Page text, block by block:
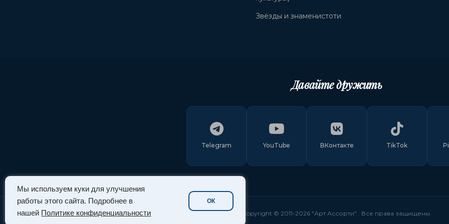
Мы используем куки для улучшения
работы этого сайта. Подробнее в
нашей Политике конфиденциальности
ОК
Звёзды и знаменистоти
Давайте дружить
Telegram YouTube ВКонтакте TikTok
Copyright © 2011-2026 "Арт Ассорти" . Все права защищены.